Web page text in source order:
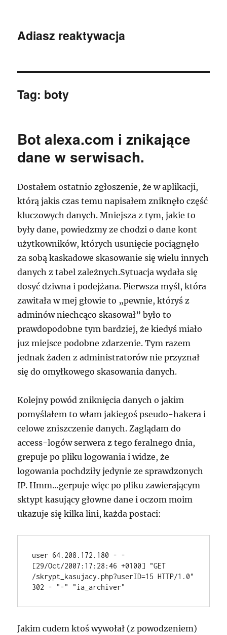
Adiasz reaktywacja
Tag: boty
Bot alexa.com i znikające
dane w serwisach.
Dostałem ostatnio zgłoszenie, że w aplikacji,
którą jakis czas temu napisałem zniknęło część
kluczowych danych. Mniejsza z tym, jakie to
były dane, powiedzmy ze chodzi o dane kont
użytkowników, których usunięcie pociągnęło
za sobą kaskadowe skasowanie się wielu innych
danych z tabel zależnych.Sytuacja wydała się
dosyć dziwna i podejżana. Pierwsza myśl, która
zawitała w mej głowie to „pewnie, któryś z
adminów niechcąco skasował” było to
prawdopodobne tym bardziej, że kiedyś miało
juz miejsce podobne zdarzenie. Tym razem
jednak żaden z administratorów nie przyznał
się do omyłkowego skasowania danych.
Kolejny powód zniknięcia danych o jakim
pomyślałem to włam jakiegoś pseudo-hakera i
celowe zniszczenie danych. Zaglądam do
access-logów serwera z tego feralnego dnia,
grepuje po pliku logowania i widze, że
logowania pochdziły jedynie ze sprawdzonych
IP. Hmm…gerpuje więc po pliku zawierającym
sktypt kasujący głowne dane i oczom moim
ukazuje się kilka lini, każda postaci:
user 64.208.172.180 - -
[29/Oct/2007:17:28:46 +0100] "GET
/skrypt_kasujacy.php?userID=15 HTTP/1.0"
302 - "-" "ia_archiver"
Jakim cudem ktoś wywołał (z powodzeniem)